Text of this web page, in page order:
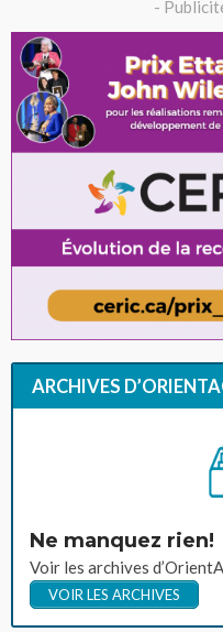
-
ARCHIVES
Ne manquez rien!
Voir les archives
VOIR LES ARCHIVES